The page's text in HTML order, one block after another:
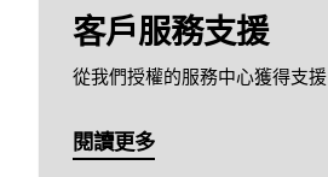
客戶服務支援
從我們授權的服務中心獲得支援
閱讀更多